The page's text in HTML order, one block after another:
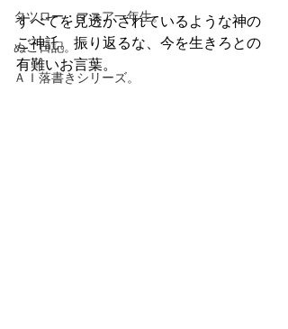
タツロー・マニア一年生。
ぬこ日記。
ＡＩ落書きシリーズ。
すべてを見透かされているような神の
ご神託。振り返るな、今を生きろとの
有難いお言葉。